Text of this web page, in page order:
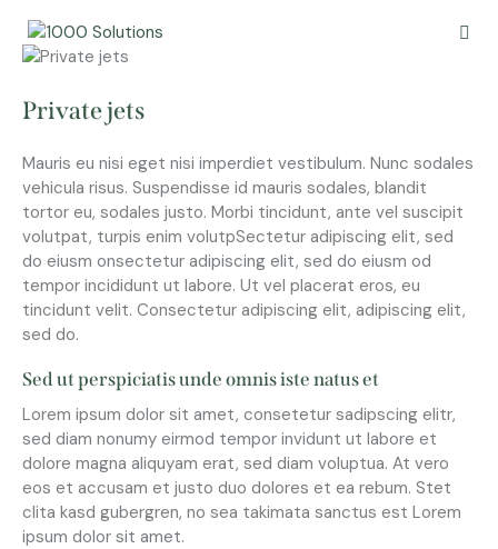
Private jets
Mauris eu nisi eget nisi imperdiet vestibulum. Nunc sodales
vehicula risus. Suspendisse id mauris sodales, blandit
tortor eu, sodales justo. Morbi tincidunt, ante vel suscipit
volutpat, turpis enim volutpSectetur adipiscing elit, sed
do eiusm onsectetur adipiscing elit, sed do eiusm od
tempor incididunt ut labore. Ut vel placerat eros, eu
tincidunt velit. Consectetur adipiscing elit, adipiscing elit,
sed do.
Sed ut perspiciatis unde omnis iste natus et
Lorem ipsum dolor sit amet, consetetur sadipscing elitr,
sed diam nonumy eirmod tempor invidunt ut labore et
dolore magna aliquyam erat, sed diam voluptua. At vero
eos et accusam et justo duo dolores et ea rebum. Stet
clita kasd gubergren, no sea takimata sanctus est Lorem
ipsum dolor sit amet.